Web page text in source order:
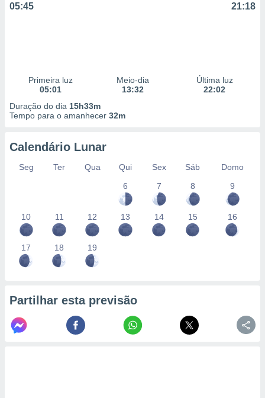
05:45 21:18
Primeira luz
05:01
Meio-dia
13:32
Última luz
22:02
Duração do dia 15h33m
Tempo para o amanhecer 32m
Calendário Lunar
Seg Ter Qua Qui Sex Sáb
Domo
6
7 8 9
10 11 12 13 14 15 16
17 18 19
Partilhar esta previsão